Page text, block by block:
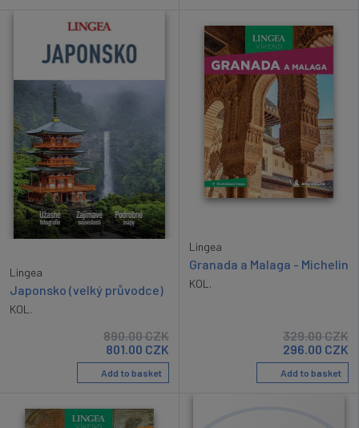
Lingea
Japonsko (velký průvodce)
KOL.
890.00CZK
801.00 CZK
Add to basket
Lingea
Granada a Malaga - Michelin
KOL.
329.00CZK
296.00 CZK
Add to basket